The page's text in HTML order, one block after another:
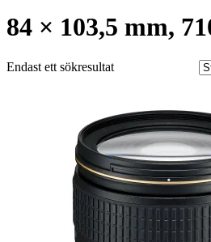
84 × 103,5 mm,
Endast ett sökresultat